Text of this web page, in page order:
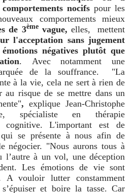
nocifs pour les
comportements mieux
de 3èmevague, elles, mettent
l'acceptation sans jugement
négatives plutôt que
. Avec notamment une
de la souffrance. "La
à la vie, cela ne sert à rien de
risque de se mettre dans un
, explique Jean-Christophe
spécialiste en thérapie
cognitive. L'important est de
se présente à nous afin de
négocier. "Nous aurons tous à
à un vol, une déception
Les émotions de vie sont
A vouloir lutter constamment
et boire la tasse. Car